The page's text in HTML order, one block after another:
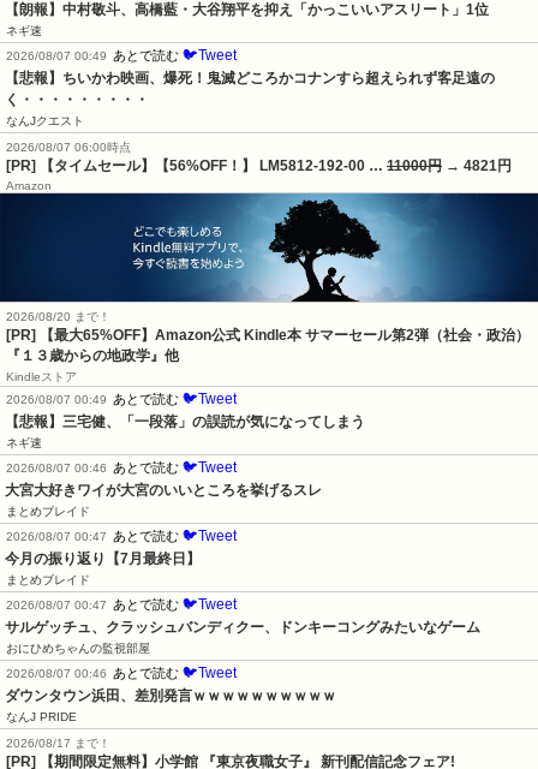
【朗報】中村敬斗、高橋藍・大谷翔平を抑え「かっこいいアスリート」1位
ネギ速
2026/08/07 00:49
あとで読む 🐦Tweet
【悲報】ちいかわ映画、爆死！鬼滅どころかコナンすら超えられず客足遠の
く・・・・・・・・・
なんJクエスト
2026/08/07 06:00時点
[PR] 【タイムセール】【56%OFF！】 LM5812-192-00 … 11000円 → 4821円
Amazon
2026/08/20 まで！
[PR]
【最大65%OFF】Amazon公式 Kindle本 サマーセール第2弾（社会・政治）
『１３歳からの地政学』他
Kindleストア
2026/08/07 00:49
あとで読む 🐦Tweet
【悲報】三宅健、「一段落」の誤読が気になってしまう
ネギ速
2026/08/07 00:46
あとで読む 🐦Tweet
大宮大好きワイが大宮のいいところを挙げるスレ
まとめブレイド
2026/08/07 00:47
あとで読む 🐦Tweet
今月の振り返り【7月最終日】
まとめブレイド
2026/08/07 00:47
あとで読む 🐦Tweet
サルゲッチュ、クラッシュバンディクー、ドンキーコングみたいなゲーム
おにひめちゃんの監視部屋
2026/08/07 00:46
あとで読む 🐦Tweet
ダウンタウン浜田、差別発言ｗｗｗｗｗｗｗｗｗｗ
なんJ PRIDE
2026/08/17 まで！
[PR] 【期間限定無料】小学館 『東京夜職女子』 新刊配信記念フェア!